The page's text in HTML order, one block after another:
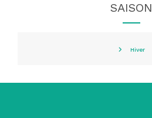
SAISON
Hiver